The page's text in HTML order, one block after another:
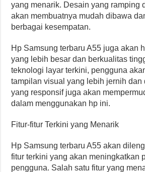
yang menarik. Desain yang ramping
akan membuatnya mudah dibawa
berbagai kesempatan.
Hp Samsung terbaru A55 juga akan
yang lebih besar dan berkualitas
teknologi layar terkini, pengguna
tampilan visual yang lebih jernih dan
yang responsif juga akan
dalam menggunakan hp ini.
Fitur-fitur Terkini yang Menarik
Hp Samsung terbaru A55 akan
fitur terkini yang akan meningkatkan
pengguna. Salah satu fitur yang